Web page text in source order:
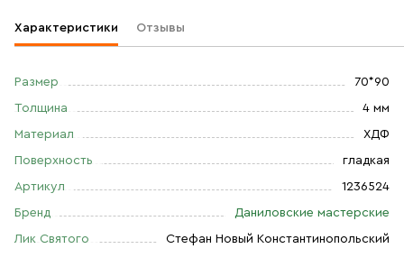
Характеристики Отзывы
Размер 70*90
Толщина 4 мм
Материал ХДФ
Поверхность гладкая
Артикул 1236524
Бренд Даниловские мастерские
Лик Святого Стефан Новый Константинопольский